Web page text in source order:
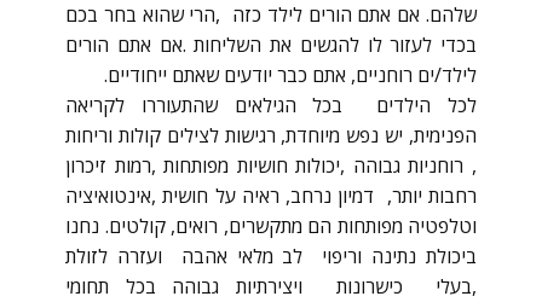
שלהם. אם אתם הורים לילד כזה ,הרי שהוא בחר בכם
בכדי לעזור לו להגשים את השליחות .אם אתם הורים
לילד/ים רוחניים, אתם כבר יודעים שאתם ייחודיים.
לכל הילדים בכל הגילאים שהתעוררו לקריאה
הפנימית, יש נפש מיוחדת, רגישות לצילים קולות וריחות
, רוחניות גבוהה ,יכולות חושיות מפותחות ,רמות זיכרון
רחבות יותר, דמיון נרחב, ראיה על חושית ,אינטואיציה
וטלפטיה מפותחות הם מתקשרים, רואים, קולטים. נחנו
ביכולת נתינה וריפוי לב מלאי אהבה ועזרה לזולת
,בעלי כישרונות ויצירתיות גבוהה בכל תחומי